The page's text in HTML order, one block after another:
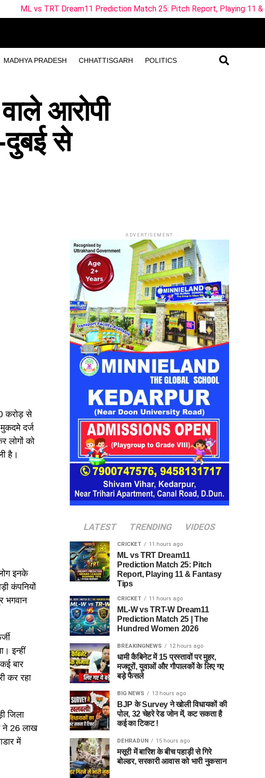
MADHYA PRADESH CHHATTISGARH POLITICS
Prediction Match 25: Pitch Report, Playing 11 & Fantasy Tips
आरोपी
दुबई से
करोड़ से
दर्ज
लोगों को
है।
इनके
कंपनियों
भगवान
इन्हीं
बार
कर रहा
जिला
ने 26 लाख
में
ADVERTISEMENT
LATEST TRENDING VIDEOS
CRICKET 11 hours ago
ML vs TRT Dream11
Prediction Match 25: Pitch
Report, Playing 11 & Fantasy
Tips
CRICKET 11 hours ago
ML-W vs TRT-W Dream11
Prediction Match 25 | The
Hundred Women 2026
BREAKINGNEWS 12 hours ago
धामी कैबिनेट में 15 प्रस्तावों पर मुहर,
मजदूरों, युवाओं और गौपालकों के लिए गए
बड़े फैसले
BIG NEWS 13 hours ago
BJP के Survey ने खोली विधायकों की
पोल, 32 चेहरे रेड जोन में, कट सकता है
कई का टिकट !
DEHRADUN 15 hours ago
मसूरी में बारिश के बीच पहाड़ी से गिरे
बोल्डर, सरकारी आवास को भारी नुकसान